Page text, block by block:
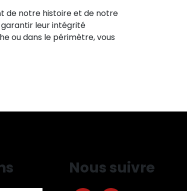
de notre histoire et de notre
garantir leur intégrité
ou dans le périmètre, vous
Nous suivre